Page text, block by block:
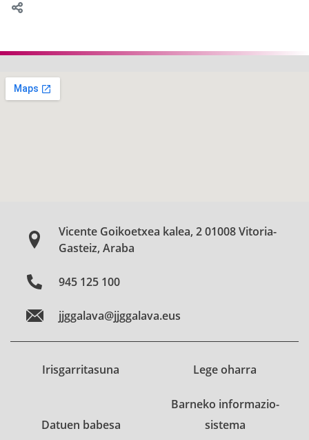
Vicente Goikoetxea kalea, 2 01008 Vitoria-
Gasteiz, Araba
945 125 100
jjggalava@jjggalava.eus
Irisgarritasuna Lege oharra
Datuen babesa
Barneko informazio-
sistema